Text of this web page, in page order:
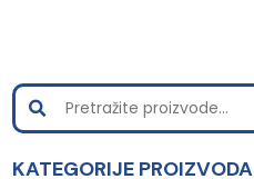
KATEGORIJE PROIZVODA